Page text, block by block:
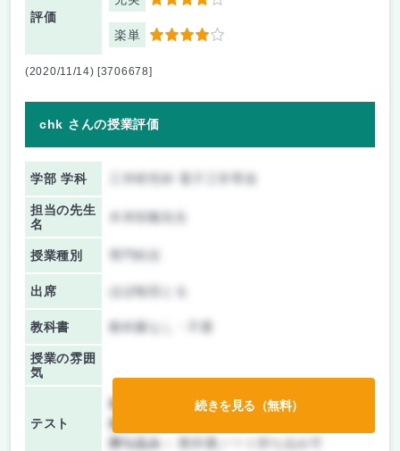
評価
楽単 4
(2020/11/14) [3706678]
chk さんの授業評価
学部 学科
担当の先生
名
木本恒暢先生
授業種別
出席 ほぼ毎回とる
教科書 教科書なし・不要
授業の雰囲
気
テスト
前期/中間：
レポートのみ
後期/期末：
持ち込み：
教科書ノート持ち込み可
続きを見る（無料）